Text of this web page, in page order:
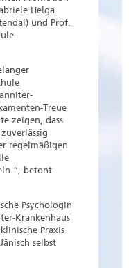
Helga
und Prof.
Treue
zeigen, dass
regelmäßigen
betont
Psychologin
Krankenhaus
Praxis
selbst